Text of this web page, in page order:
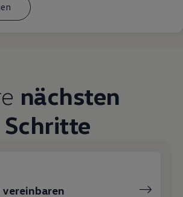
nächsten
Schritte